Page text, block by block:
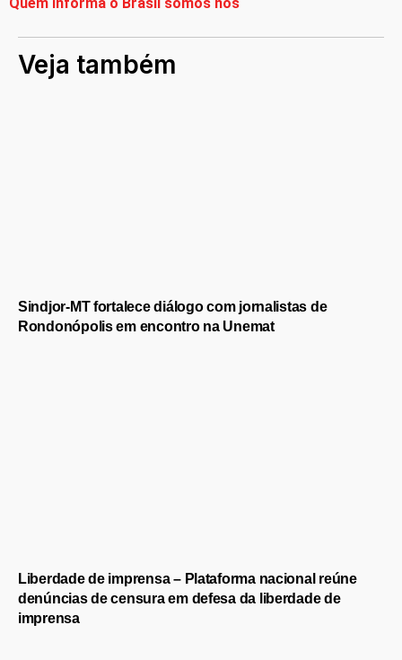
Veja também
Sindjor-MT fortalece diálogo com jornalistas de
Rondonópolis em encontro na Unemat
Liberdade de imprensa – Plataforma nacional reúne
denúncias de censura em defesa da liberdade de
imprensa